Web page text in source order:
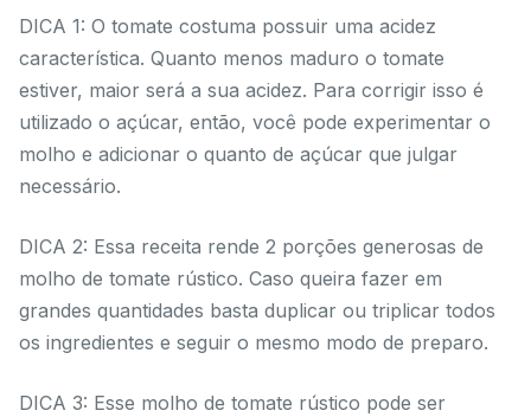
DICA 1: O tomate costuma possuir uma acidez
característica. Quanto menos maduro o tomate
estiver, maior será a sua acidez. Para corrigir isso é
utilizado o açúcar, então, você pode experimentar o
molho e adicionar o quanto de açúcar que julgar
necessário.
DICA 2: Essa receita rende 2 porções generosas de
molho de tomate rústico. Caso queira fazer em
grandes quantidades basta duplicar ou triplicar todos
os ingredientes e seguir o mesmo modo de preparo.
DICA 3: Esse molho de tomate rústico pode ser